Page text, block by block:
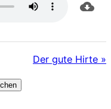
Der gute Hirte »